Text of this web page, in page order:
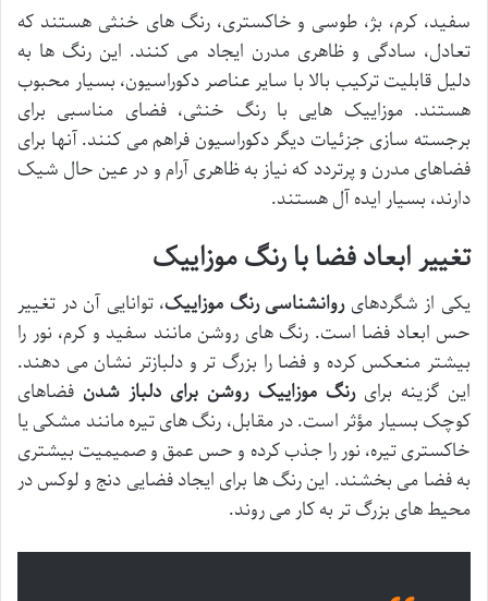
سفید، کرم، بژ، طوسی و خاکستری، رنگ های خنثی هستند که
تعادل، سادگی و ظاهری مدرن ایجاد می کنند. این رنگ ها به
دلیل قابلیت ترکیب بالا با سایر عناصر دکوراسیون، بسیار محبوب
هستند. موزاییک هایی با رنگ خنثی، فضای مناسبی برای
برجسته سازی جزئیات دیگر دکوراسیون فراهم می کنند. آنها برای
فضاهای مدرن و پرتردد که نیاز به ظاهری آرام و در عین حال شیک
دارند، بسیار ایده آل هستند.
تغییر ابعاد فضا با رنگ موزاییک
یکی از شگردهایروانشناسی رنگ موزاییک، توانایی آن در تغییر
حس ابعاد فضا است. رنگ های روشن مانند سفید و کرم، نور را
بیشتر منعکس کرده و فضا را بزرگ تر و دلبازتر نشان می دهند.
این گزینه برایرنگ موزاییک روشن برای دلباز شدن فضاهای
کوچک بسیار مؤثر است. در مقابل، رنگ های تیره مانند مشکی یا
خاکستری تیره، نور را جذب کرده و حس عمق و صمیمیت بیشتری
به فضا می بخشند. این رنگ ها برای ایجاد فضایی دنج و لوکس در
محیط های بزرگ تر به کار می روند.